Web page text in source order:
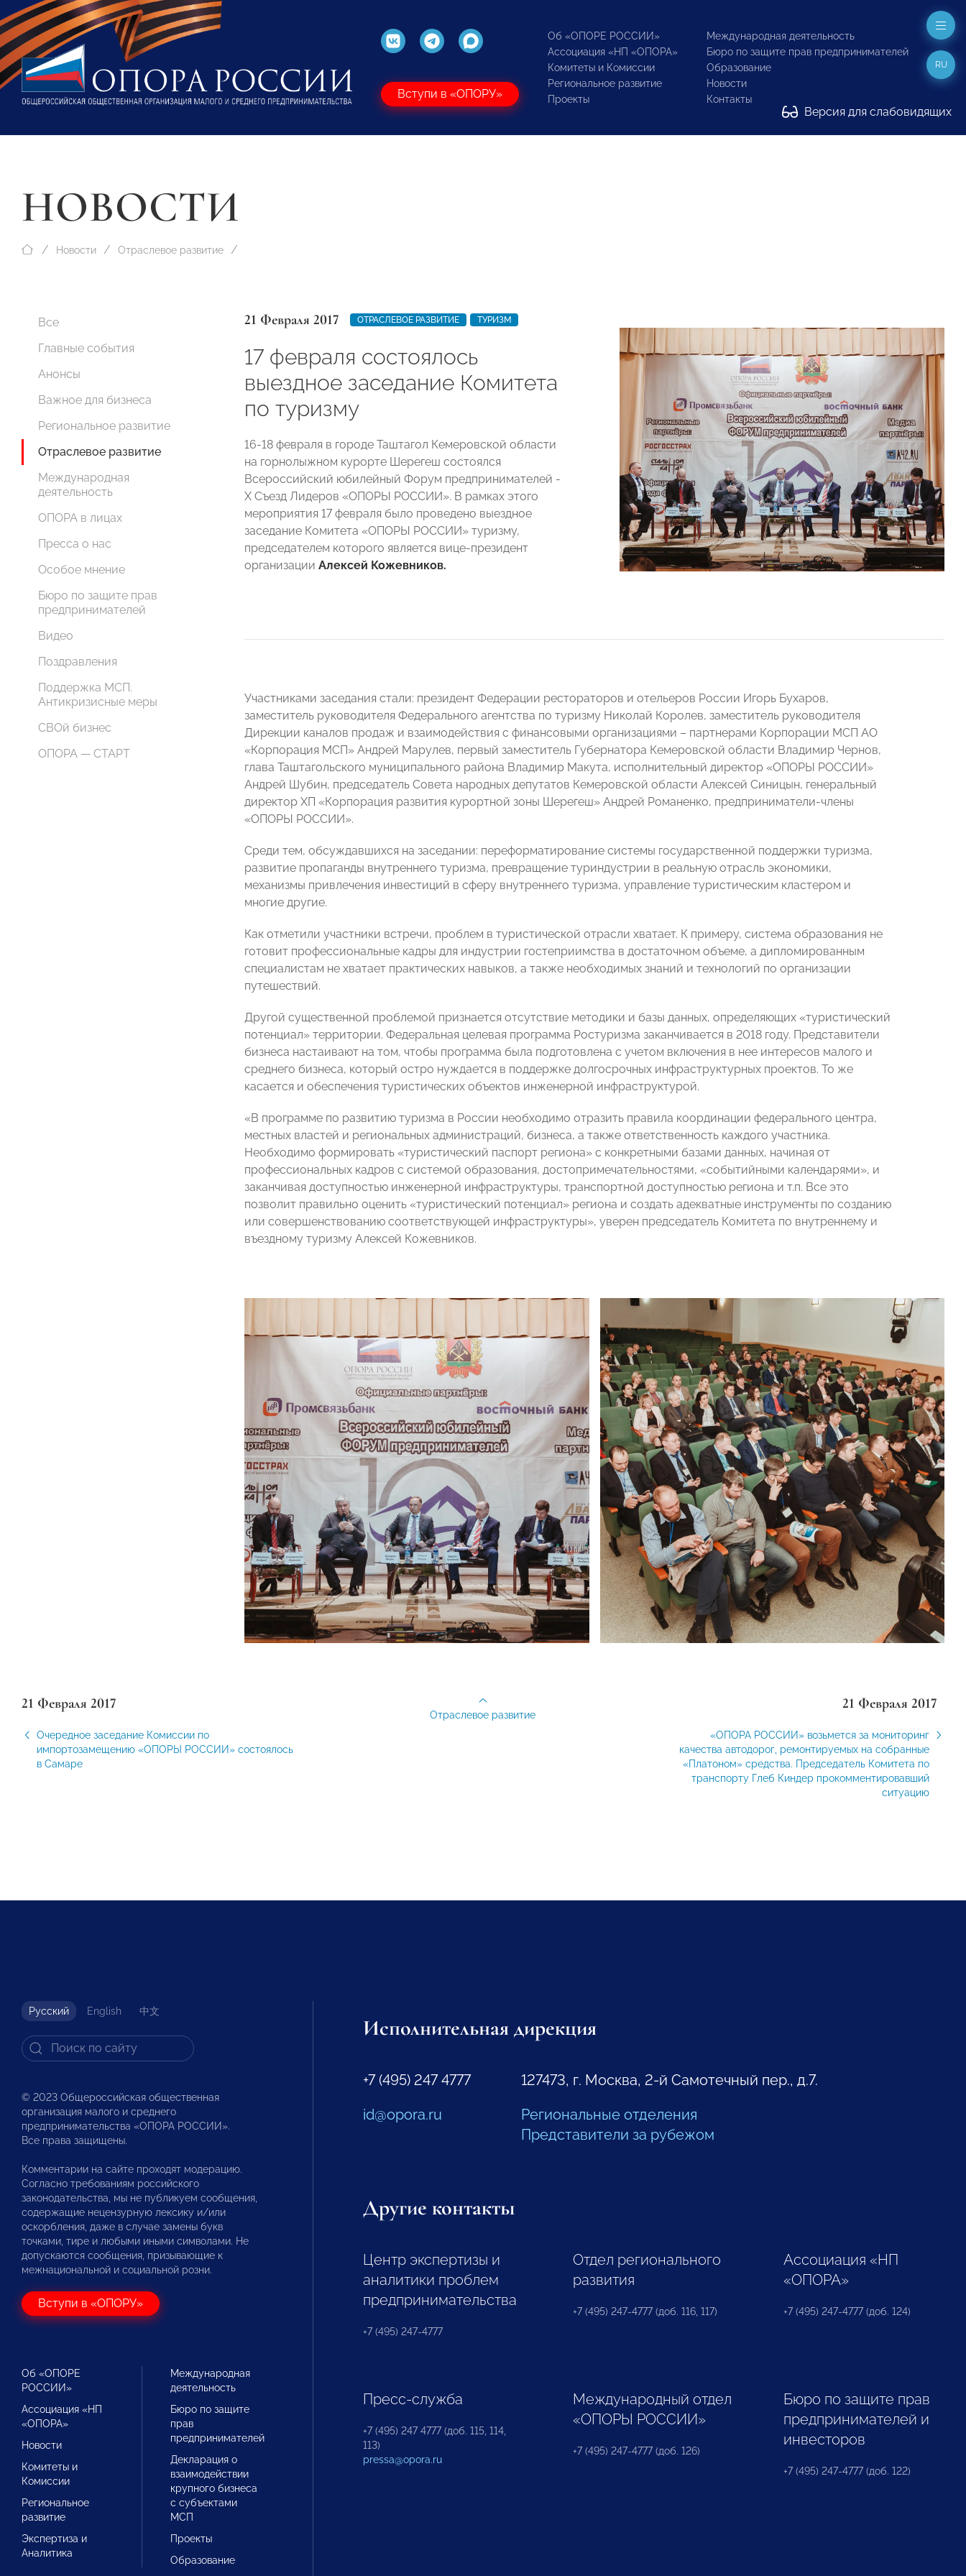
Вступи в «ОПОРУ»
Об «ОПОРЕ РОССИИ»
Ассоциация «НП «ОПОРА»
Комитеты и Комиссии
Региональное развитие
Проекты
Международная деятельность
Бюро по защите прав предпринимателей
Образование
Новости
Контакты
Версия для слабовидящих
RU
НОВОСТИ
Новости Отраслевое развитие
Все
Главные события
Анонсы
Важное для бизнеса
Региональное развитие
Отраслевое развитие
Международная
деятельность
ОПОРА в лицах
Пресса о нас
Особое мнение
Бюро по защите прав
предпринимателей
Видео
Поздравления
Поддержка МСП.
Антикризисные меры
СВОй бизнес
ОПОРА — СТАРТ
21 Февраля 2017 ОТРАСЛЕВОЕ РАЗВИТИЕ ТУРИЗМ
17 февраля состоялось
выездное заседание Комитета
по туризму
16-18 февраля в городе Таштагол Кемеровской области
на горнолыжном курорте Шерегеш состоялся
Всероссийский юбилейный Форум предпринимателей -
X Съезд Лидеров «ОПОРЫ РОССИИ». В рамках этого
мероприятия 17 февраля было проведено выездное
заседание Комитета «ОПОРЫ РОССИИ» туризму,
председателем которого является вице-президент
организации Алексей Кожевников.
Участниками заседания стали: президент Федерации рестораторов и отельеров России Игорь Бухаров,
заместитель руководителя Федерального агентства по туризму Николай Королев, заместитель руководителя
Дирекции каналов продаж и взаимодействия с финансовыми организациями – партнерами Корпорации МСП АО
«Корпорация МСП» Андрей Марулев, первый заместитель Губернатора Кемеровской области Владимир Чернов,
глава Таштагольского муниципального района Владимир Макута, исполнительный директор «ОПОРЫ РОССИИ»
Андрей Шубин, председатель Совета народных депутатов Кемеровской области Алексей Синицын, генеральный
директор ХП «Корпорация развития курортной зоны Шерегеш» Андрей Романенко, предприниматели-члены
«ОПОРЫ РОССИИ».
Среди тем, обсуждавшихся на заседании: переформатирование системы государственной поддержки туризма,
развитие пропаганды внутреннего туризма, превращение туриндустрии в реальную отрасль экономики,
механизмы привлечения инвестиций в сферу внутреннего туризма, управление туристическим кластером и
многие другие.
Как отметили участники встречи, проблем в туристической отрасли хватает. К примеру, система образования не
готовит профессиональные кадры для индустрии гостеприимства в достаточном объеме, а дипломированным
специалистам не хватает практических навыков, а также необходимых знаний и технологий по организации
путешествий.
Другой существенной проблемой признается отсутствие методики и базы данных, определяющих «туристический
потенциал» территории. Федеральная целевая программа Ростуризма заканчивается в 2018 году. Представители
бизнеса настаивают на том, чтобы программа была подготовлена с учетом включения в нее интересов малого и
среднего бизнеса, который остро нуждается в поддержке долгосрочных инфраструктурных проектов. То же
касается и обеспечения туристических объектов инженерной инфраструктурой.
«В программе по развитию туризма в России необходимо отразить правила координации федерального центра,
местных властей и региональных администраций, бизнеса, а также ответственность каждого участника.
Необходимо формировать «туристический паспорт региона» с конкретными базами данных, начиная от
профессиональных кадров с системой образования, достопримечательностями, «событийными календарями», и
заканчивая доступностью инженерной инфраструктуры, транспортной доступностью региона и т.п. Все это
позволит правильно оценить «туристический потенциал» региона и создать адекватные инструменты по созданию
или совершенствованию соответствующей инфраструктуры», уверен председатель Комитета по внутреннему и
въездному туризму Алексей Кожевников.
21 Февраля 2017
Очередное заседание Комиссии по
импортозамещению «ОПОРЫ РОССИИ» состоялось
в Самаре
21 Февраля 2017
«ОПОРА РОССИИ» возьмется за мониторинг
качества автодорог, ремонтируемых на собранные
«Платоном» средства. Председатель Комитета по
транспорту Глеб Киндер прокомментировавший
ситуацию
Отраслевое развитие
Русский English 中文
© 2023 Общероссийская общественная
организация малого и среднего
предпринимательства «ОПОРА РОССИИ».
Все права защищены.
Комментарии на сайте проходят модерацию.
Согласно требованиям российского
законодательства, мы не публикуем сообщения,
содержащие нецензурную лексику и/или
оскорбления, даже в случае замены букв
точками, тире и любыми иными символами. Не
допускаются сообщения, призывающие к
межнациональной и социальной розни.
Вступи в «ОПОРУ»
Об «ОПОРЕ
РОССИИ»
Ассоциация «НП
«ОПОРА»
Новости
Комитеты и
Комиссии
Региональное
развитие
Экспертиза и
Аналитика
Международная
деятельность
Бюро по защите
прав
предпринимателей
Декларация о
взаимодействии
крупного бизнеса
с субъектами
МСП
Проекты
Образование
Исполнительная дирекция
+7 (495) 247 4777
id@opora.ru
127473, г. Москва, 2-й Самотечный пер., д.7.
Региональные отделения
Представители за рубежом
Другие контакты
Центр экспертизы и
аналитики проблем
предпринимательства
+7 (495) 247-4777
Отдел регионального
развития
+7 (495) 247-4777 (доб. 116, 117)
Ассоциация «НП
«ОПОРА»
+7 (495) 247-4777 (доб. 124)
Пресс-служба
+7 (495) 247 4777 (доб. 115, 114,
113)
pressa@opora.ru
Международный отдел
«ОПОРЫ РОССИИ»
+7 (495) 247-4777 (доб. 126)
Бюро по защите прав
предпринимателей и
инвесторов
+7 (495) 247-4777 (доб. 122)